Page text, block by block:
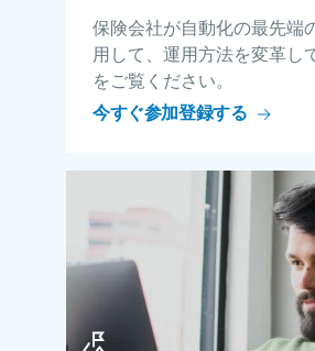
保険会社が自動化の最先端
用して、運用方法を変革し
をご覧ください。
今すぐ参加登録する